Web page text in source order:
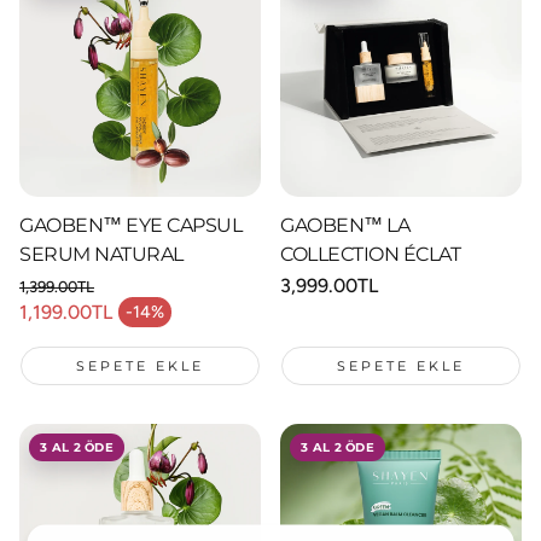
GAOBEN™ EYE CAPSUL
SERUM NATURAL
1,199.00TL -14%
İndirimli fiyat
Normal fiyat
1,399.00TL
SEPETE EKLE
GAOBEN™ LA
COLLECTION ÉCLAT
Normal
3,999.00TL
SEPETE EKLE
3 AL 2 ÖDE 3 AL 2 ÖDE